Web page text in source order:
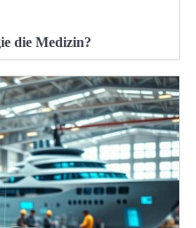
die Medizin?